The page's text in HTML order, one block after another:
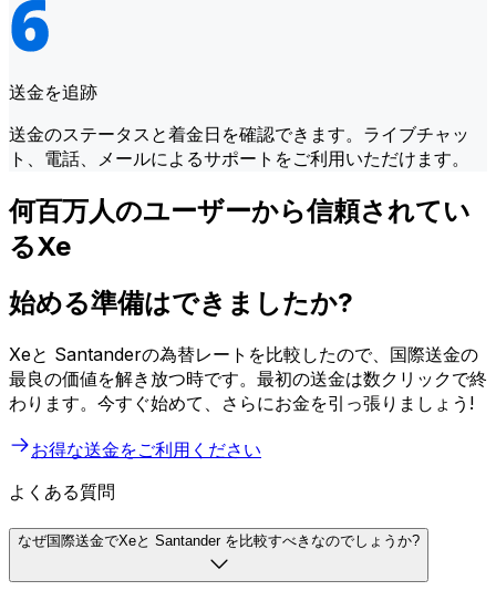
送金を追跡
送金のステータスと着金日を確認できます。ライブチャッ
ト、電話、メールによるサポートをご利用いただけます。
何百万人のユーザーから信頼されてい
るXe
始める準備はできましたか?
Xeと Santanderの為替レートを比較したので、国際送金の
最良の価値を解き放つ時です。最初の送金は数クリックで終
わります。今すぐ始めて、さらにお金を引っ張りましょう!
お得な送金をご利用ください
よくある質問
なぜ国際送金でXeと Santander を比較すべきなのでしょうか?